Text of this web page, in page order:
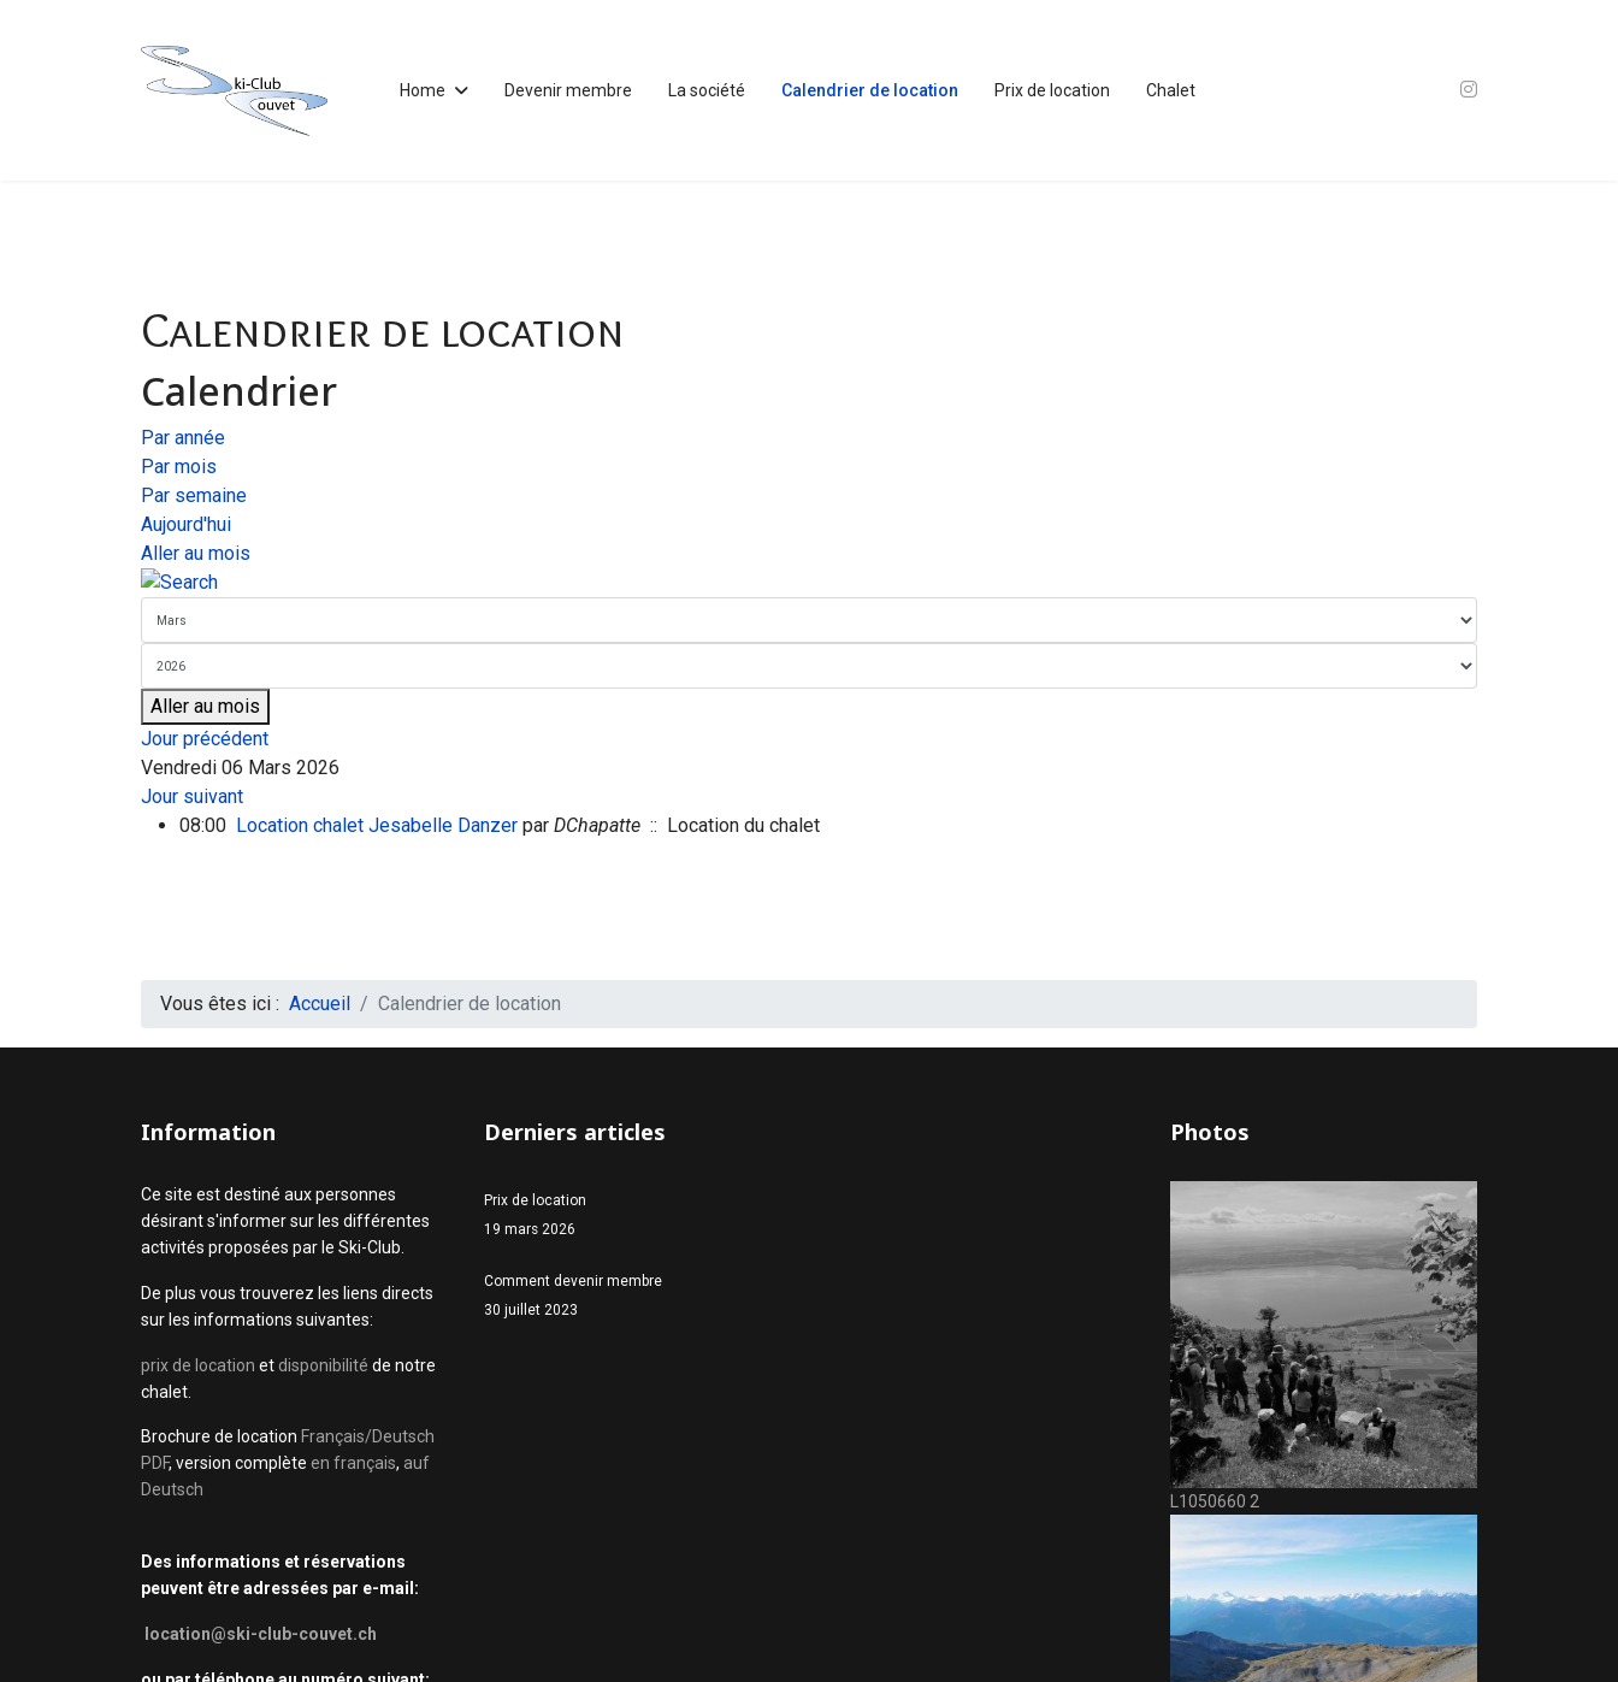
Home Devenir membre La société Calendrier de location Prix de location Chalet
Calendrier de location
Calendrier
Par année
Par mois
Par semaine
Aujourd'hui
Aller au mois
Aller au mois
Jour précédent
Vendredi 06 Mars 2026
Jour suivant
08:00 Location chalet Jesabelle Danzer par DChapatte :: Location du chalet
Vous êtes ici : Accueil Calendrier de location
Information
Ce site est destiné aux personnes
désirant s'informer sur les différentes
activités proposées par le Ski-Club.
De plus vous trouverez les liens directs
sur les informations suivantes:
prix de location et disponibilité de notre
chalet.
Brochure de location Français/Deutsch
PDF, version complète en français, auf
Deutsch
Des informations et réservations
peuvent être adressées par e-mail:
location@ski-club-couvet.ch
Derniers articles
Prix de location
19 mars 2026
Comment devenir membre
30 juillet 2023
Photos
L1050660 2